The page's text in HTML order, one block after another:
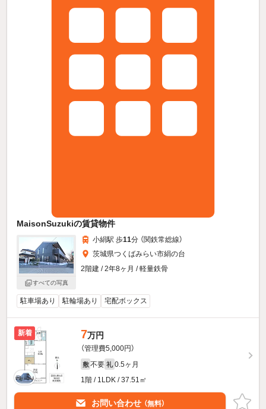
MaisonSuzukiの賃貸物件
すべての写真
小絹駅 歩11分 （関鉄常総線）
茨城県つくばみらい市絹の台
2階建 / 2年8ヶ月 / 軽量鉄骨
駐車場あり 駐輪場あり 宅配ボックス
新着 7万円
（管理費5,000円）
敷 不要 礼 0.5ヶ月
1階 / 1LDK / 37.51㎡
お問い合わせ （無料）